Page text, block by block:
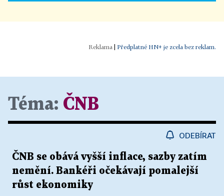
Předplatné HN+ je zcela bez reklam.
Téma: ČNB
ODEBÍRAT
ČNB se obává vyšší inflace, sazby zatím
nemění. Bankéři očekávají pomalejší
růst ekonomiky